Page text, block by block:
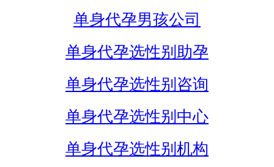
单身代孕男孩公司
单身代孕选性别助孕
单身代孕选性别咨询
单身代孕选性别中心
单身代孕选性别机构